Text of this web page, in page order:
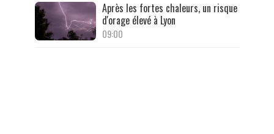
Après les fortes chaleurs, un risque
d'orage élevé à Lyon
09:00